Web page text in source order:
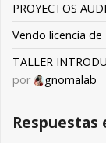
PROYECTOS
Vendo licencia
TALLER
por
gnomalab
Respuestas